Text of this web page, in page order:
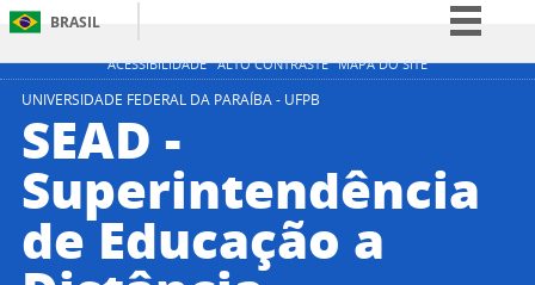
ACESSIBILIDADE ALTO CONTRASTE MAPA DO SITE
BRASIL
Simplifique!
Acesso à informação
Legislação
Canais
UNIVERSIDADE FEDERAL DA PARAÍBA - UFPB
SEAD -
Superintendência
de Educação a